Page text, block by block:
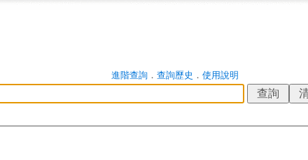
進階查詢． 查詢歷史 ． 使用說明